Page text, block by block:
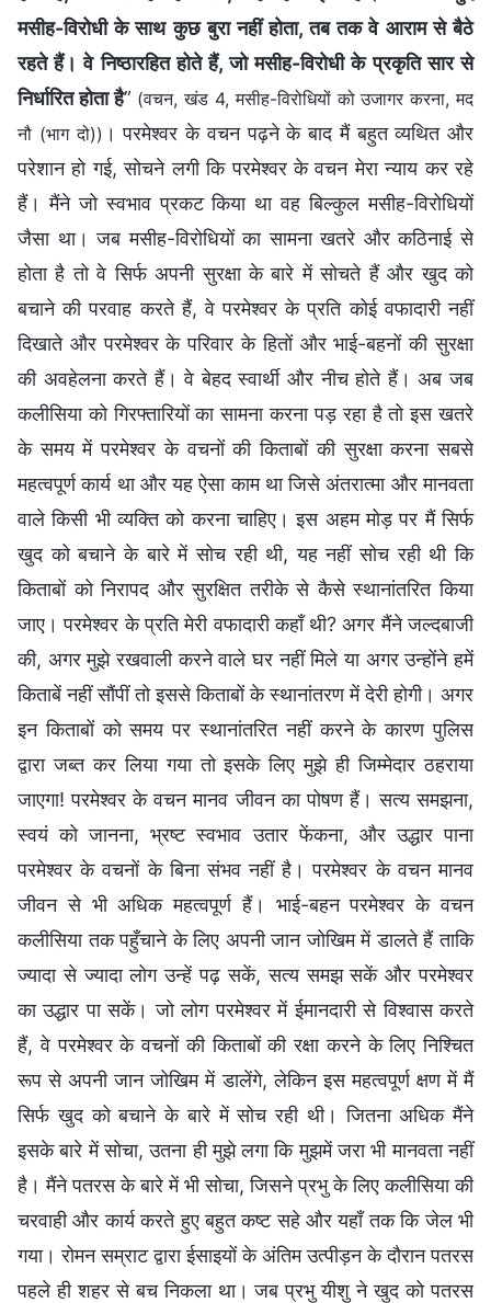
मसीह-विरोधी के साथ कुछ बुरा नहीं होता, तब तक वे आराम से बैठे
रहते हैं। वे निष्ठारहित होते हैं, जो मसीह-विरोधी के प्रकृति सार से
निर्धारित होता है” (वचन, खंड 4, मसीह-विरोधियों को उजागर करना, मद
नौ (भाग दो)) । परमेश्वर के वचन पढ़ने के बाद मैं बहुत व्यथित और
परेशान हो गई, सोचने लगी कि परमेश्वर के वचन मेरा न्याय कर रहे
हैं। मैंने जो स्वभाव प्रकट किया था वह बिल्कुल मसीह-विरोधियों
जैसा था। जब मसीह-विरोधियों का सामना खतरे और कठिनाई से
होता है तो वे सिर्फ अपनी सुरक्षा के बारे में सोचते हैं और खुद को
बचाने की परवाह करते हैं, वे परमेश्वर के प्रति कोई वफादारी नहीं
दिखाते और परमेश्वर के परिवार के हितों और भाई-बहनों की सुरक्षा
की अवहेलना करते हैं। वे बेहद स्वार्थी और नीच होते हैं। अब जब
कलीसिया को गिरफ्तारियों का सामना करना पड़ रहा है तो इस खतरे
के समय में परमेश्वर के वचनों की किताबों की सुरक्षा करना सबसे
महत्वपूर्ण कार्य था और यह ऐसा काम था जिसे अंतरात्मा और मानवता
वाले किसी भी व्यक्ति को करना चाहिए। इस अहम मोड़ पर मैं सिर्फ
खुद को बचाने के बारे में सोच रही थी, यह नहीं सोच रही थी कि
किताबों को निरापद और सुरक्षित तरीके से कैसे स्थानांतरित किया
जाए। परमेश्वर के प्रति मेरी वफादारी कहाँ थी? अगर मैंने जल्दबाजी
की, अगर मुझे रखवाली करने वाले घर नहीं मिले या अगर उन्होंने हमें
किताबें नहीं सौंपीं तो इससे किताबों के स्थानांतरण में देरी होगी। अगर
इन किताबों को समय पर स्थानांतरित नहीं करने के कारण पुलिस
द्वारा जब्त कर लिया गया तो इसके लिए मुझे ही जिम्मेदार ठहराया
जाएगा! परमेश्वर के वचन मानव जीवन का पोषण हैं। सत्य समझना,
स्वयं को जानना, भ्रष्ट स्वभाव उतार फेंकना, और उद्धार पाना
परमेश्वर के वचनों के बिना संभव नहीं है। परमेश्वर के वचन मानव
जीवन से भी अधिक महत्वपूर्ण हैं। भाई-बहन परमेश्वर के वचन
कलीसिया तक पहुँचाने के लिए अपनी जान जोखिम में डालते हैं ताकि
ज्यादा से ज्यादा लोग उन्हें पढ़ सकें, सत्य समझ सकें और परमेश्वर
का उद्धार पा सकें। जो लोग परमेश्वर में ईमानदारी से विश्वास करते
हैं, वे परमेश्वर के वचनों की किताबों की रक्षा करने के लिए निश्चित
रूप से अपनी जान जोखिम में डालेंगे, लेकिन इस महत्वपूर्ण क्षण में मैं
सिर्फ खुद को बचाने के बारे में सोच रही थी। जितना अधिक मैंने
इसके बारे में सोचा, उतना ही मुझे लगा कि मुझमें जरा भी मानवता नहीं
है। मैंने पतरस के बारे में भी सोचा, जिसने प्रभु के लिए कलीसिया की
चरवाही और कार्य करते हुए बहुत कष्ट सहे और यहाँ तक कि जेल भी
गया। रोमन सम्राट द्वारा ईसाइयों के अंतिम उत्पीड़न के दौरान पतरस
पहले ही शहर से बच निकला था। जब प्रभु यीशु ने खुद को पतरस